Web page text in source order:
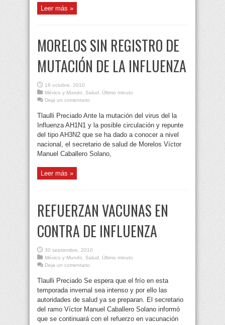
Leer más »
MORELOS SIN REGISTRO DE
MUTACIÓN DE LA INFLUENZA
18 octubre, 2010
México y Mundo, Salud, Último minuto
Deja un comentario
Tlaulli Preciado Ante la mutación del virus del la
Influenza AH1N1 y la posible circulación y repunte
del tipo AH3N2 que se ha dado a conocer a nivel
nacional, el secretario de salud de Morelos Víctor
Manuel Caballero Solano,
Leer más »
REFUERZAN VACUNAS EN
CONTRA DE INFLUENZA
30 septiembre, 2010
México y Mundo, Salud, Último minuto
Deja un comentario
Tlaulli Preciado Se espera que el frío en esta
temporada invernal sea intenso y por ello las
autoridades de salud ya se preparan. El secretario
del ramo Víctor Manuel Caballero Solano informó
que se continuará con el refuerzo en vacunación